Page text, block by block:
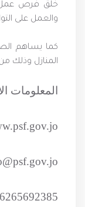
خلق فرص عمل
والعمل على
كما يساهم
المنازل وذلك
المعلومات